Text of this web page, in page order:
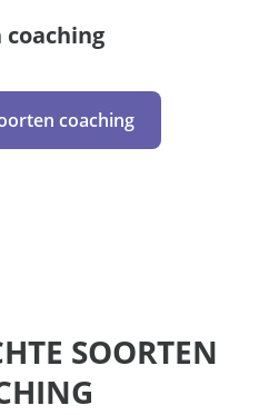
coaching
coaching
SOORTEN